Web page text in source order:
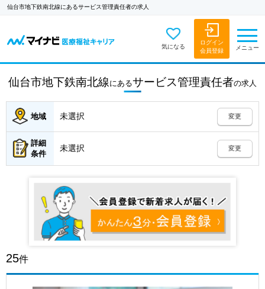
仙台市地下鉄南北線にあるサービス管理責任者の求人
気になる
ログイン
会員登録
メニュー
仙台市地下鉄南北線 にあるサービス管理責任者の求人
地域 未選択 変更
詳細
条件
未選択 変更
25件